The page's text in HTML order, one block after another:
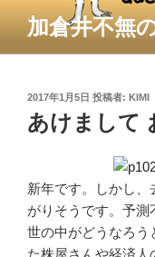
テ
加倉井不無
投
稿
日:
2017年1月5日 投稿者: KIMI
あけまして
新年です。しかし、
がりそうです。予測
世の中がどうなろう